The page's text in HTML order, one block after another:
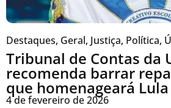
Destaques, Geral, Justiça, Política,
Tribunal de Contas da
recomenda barrar
que homenageará
4 de fevereiro de 2026